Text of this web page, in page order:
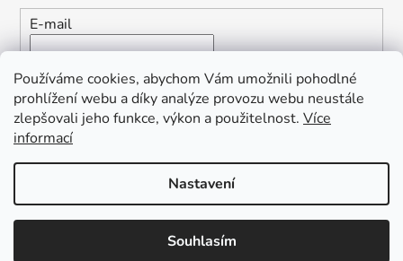
Používáme cookies, abychom Vám umožnili pohodlné
prohlížení webu a díky analýze provozu webu neustále
zlepšovali jeho funkce, výkon a použitelnost. Více
informací
Nastavení
Souhlasím
E-mail
Vložením e-mailu souhlasíte s
podmínkami ochrany
osobních údajů
PŘIHLÁSIT SE
Vytvořil Shoptet
Duofishing. Všechna práva vyhrazena.